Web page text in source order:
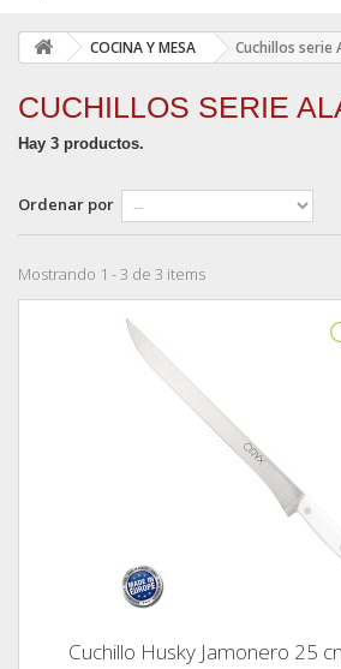
COCINA Y MESA Cuchillos serie
CUCHILLOS SERIE
Hay 3 productos.
Ordenar por
Mostrando 1 - 3 de 3 items
Cuchillo Husky Jamonero 25